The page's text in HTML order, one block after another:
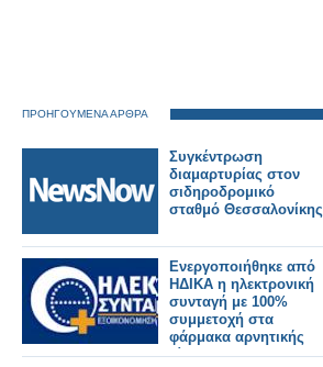
ΠΡΟΗΓΟΥΜΕΝΑ ΑΡΘΡΑ
Συγκέντρωση
διαμαρτυρίας στον
σιδηροδρομικό
σταθμό Θεσσαλονίκης
Ενεργοποιήθηκε από
ΗΔΙΚΑ η ηλεκτρονική
συνταγή με 100%
συμμετοχή στα
φάρμακα αρνητικής
λίστας